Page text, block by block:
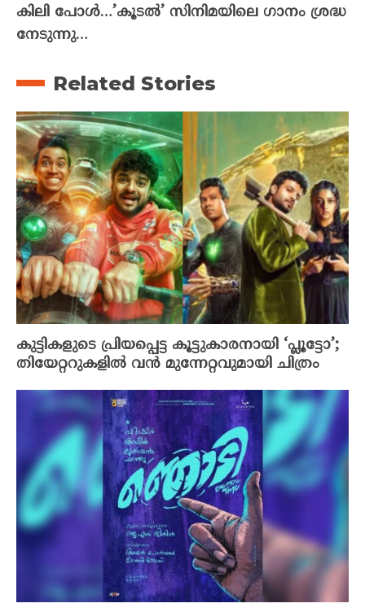
കിലി പോൾ…’കൂടൽ’ സിനിമയിലെ ഗാനം ശ്രദ്ധ
നേടുന്നു…
Related Stories
കുട്ടികളുടെ പ്രിയപ്പെട്ട കൂട്ടുകാരനായി ‘പ്ലൂട്ടോ’;
തിയേറ്ററുകളിൽ വൻ മുന്നേറ്റവുമായി ചിത്രം